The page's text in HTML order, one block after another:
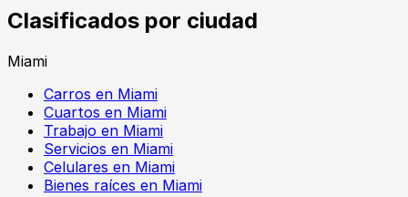
Clasificados por ciudad
Miami
Carros en Miami
Cuartos en Miami
Trabajo en Miami
Servicios en Miami
Celulares en Miami
Bienes raíces en Miami